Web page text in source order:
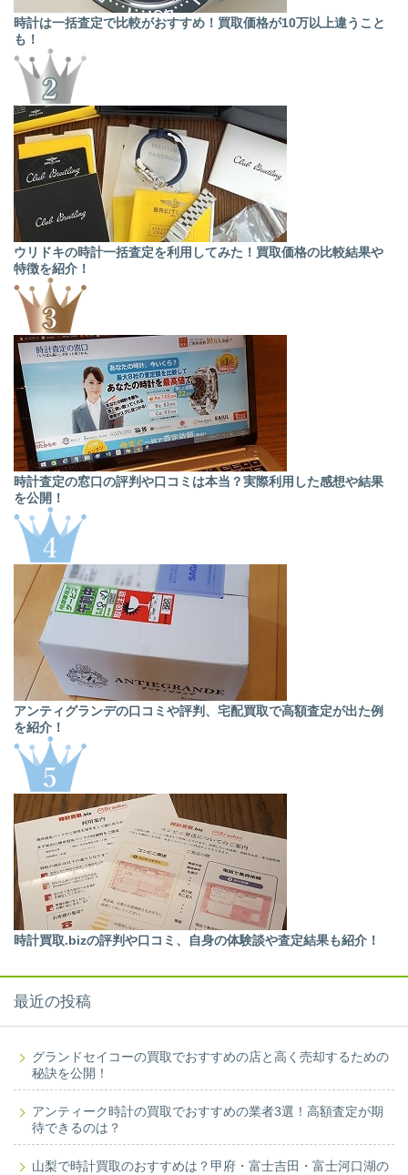
時計は一括査定で比較がおすすめ！買取価格が10万以上違うこと
も！
ウリドキの時計一括査定を利用してみた！買取価格の比較結果や
特徴を紹介！
時計査定の窓口の評判や口コミは本当？実際利用した感想や結果
を公開！
アンティグランデの口コミや評判、宅配買取で高額査定が出た例
を紹介！
時計買取.bizの評判や口コミ、自身の体験談や査定結果も紹介！
最近の投稿
グランドセイコーの買取でおすすめの店と高く売却するための
秘訣を公開！
アンティーク時計の買取でおすすめの業者3選！高額査定が期
待できるのは？
山梨で時計買取のおすすめは？甲府・富士吉田・富士河口湖の